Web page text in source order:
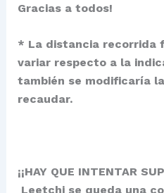
Gracias a todos!
* La distancia recorrida
variar respecto a la
también se modificaría
recaudar.
¡¡HAY QUE INTENTAR
Leetchise queda una